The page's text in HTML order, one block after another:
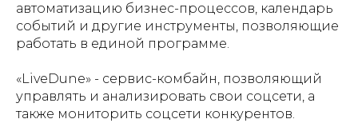
автоматизацию бизнес-процессов, календарь
событий и другие инструменты, позволяющие
работать в единой программе.
«LiveDune» - сервис-комбайн, позволяющий
управлять и анализировать свои соцсети, а
также мониторить соцсети конкурентов.